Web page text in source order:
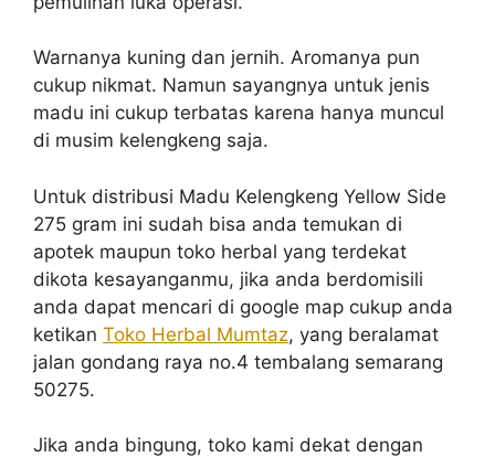
Warnanya kuning dan jernih. Aromanya pun
cukup nikmat. Namun sayangnya untuk jenis
madu ini cukup terbatas karena hanya muncul
di musim kelengkeng saja.
Untuk distribusi Madu Kelengkeng Yellow Side
275 gram ini sudah bisa anda temukan di
apotek maupun toko herbal yang terdekat
dikota kesayanganmu, jika anda berdomisili
anda dapat mencari di google map cukup anda
ketikan Toko Herbal Mumtaz, yang beralamat
jalan gondang raya no.4 tembalang semarang
50275.
Jika anda bingung, toko kami dekat dengan